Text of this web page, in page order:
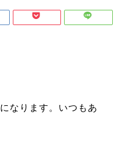
なります。いつもあ